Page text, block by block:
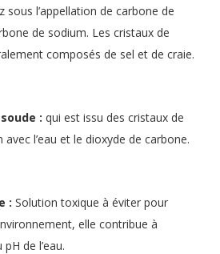
sous l’appellation de carbone de
de sodium. Les cristaux de
composés de sel et de craie.
: qui est issu des cristaux de
l’eau et le dioxyde de carbone.
: Solution toxique à éviter pour
elle contribue à
de l’eau.